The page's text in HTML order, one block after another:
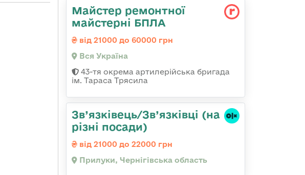
Майстер ремонтної
майстерні БПЛА
від 21000 до 60000 грн
Вся Україна
43-тя окрема артилерійська бригада
ім. Тараса Трясила
Зв’язківець/Зв’язківці (на
різні посади)
від 21000 до 22000 грн
Прилуки, Чернігівська область